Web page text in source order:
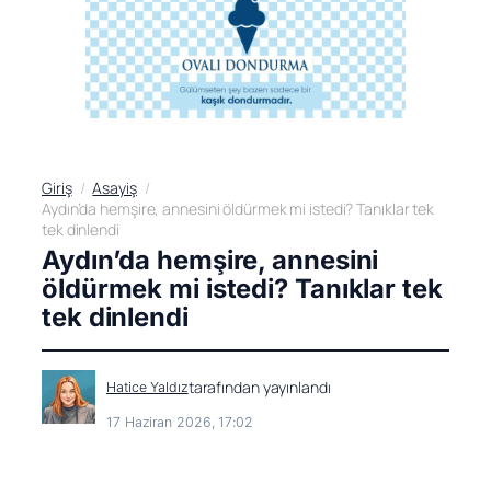
Giriş
Asayiş
Aydın’da hemşire, annesini öldürmek mi istedi? Tanıklar tek
tek dinlendi
Aydın’da hemşire, annesini
öldürmek mi istedi? Tanıklar tek
tek dinlendi
Hatice Yaldıztarafından yayınlandı
17 Haziran 2026, 17:02